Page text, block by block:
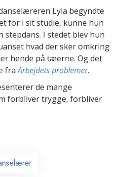
Lyla begyndte
for i sit studie, kunne hun
I stedet blev hun
hvad der sker omkring
hende på tæerne. Og det
fraArbejdets problemer.
de mange
forbliver trygge, forbliver